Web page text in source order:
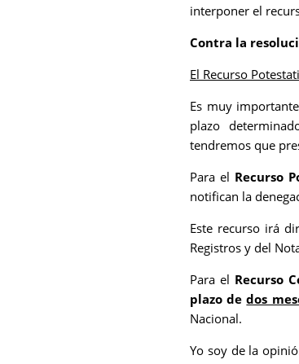
interponer el
Contra la
El Recurso
Es muy
plazo
tendremos que
Para el Recurso
notifican la
Este recurso irá
Registros y del
Para el Recurso
plazo dedos
Nacional.
Yo soy de la